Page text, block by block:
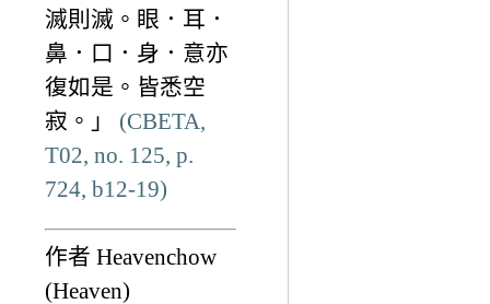
滅則滅。眼．耳．
鼻．口．身．意亦
復如是。皆悉空
寂。」 (CBETA,
T02, no. 125, p.
724, b12-19)
作者 Heavenchow
(Heaven)